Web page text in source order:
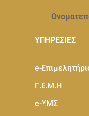
ΥΠΗΡΕΣΙΕΣ
e-
Γ.Ε.Μ.Η
e-ΥΜΣ